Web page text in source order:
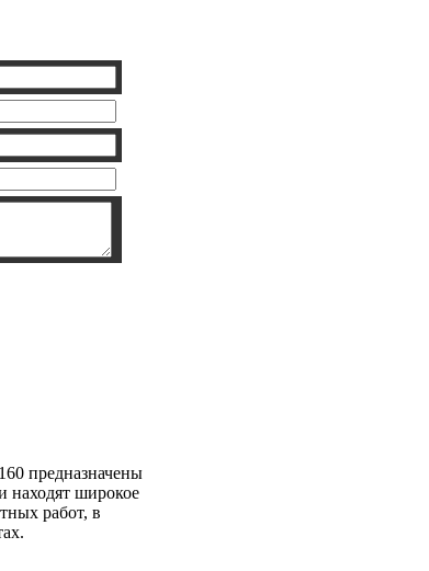
предназначены
находят широкое
работ, в